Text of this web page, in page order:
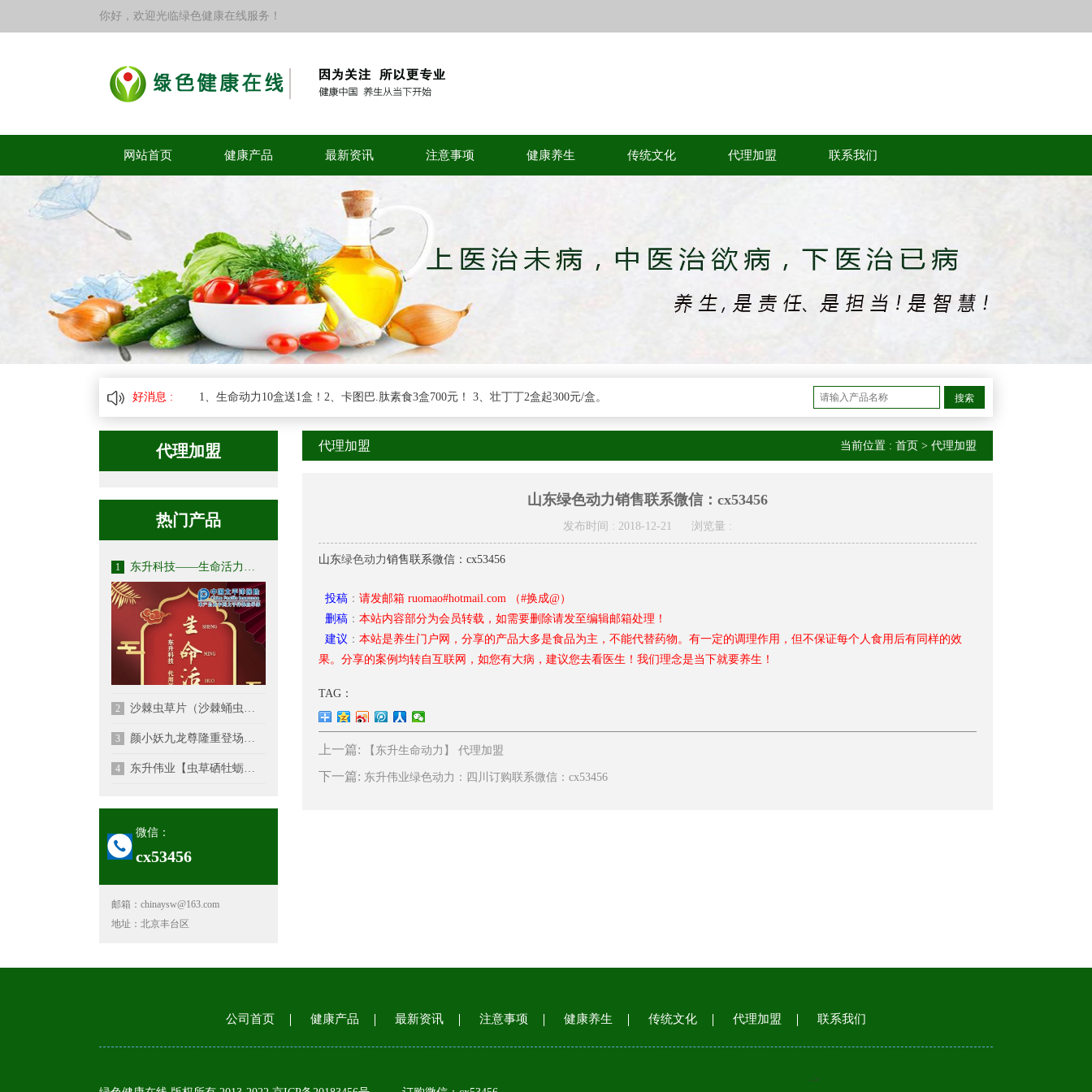
你好，欢迎光临绿色健康在线服务！
网站首页 健康产品 最新资讯 注意事项 健康养生 传统文化 代理加盟 联系我们
好消息 : 1、生命动力10盒送1盒！2、卡图巴.肽素食3盒700元！ 3、壮丁丁2盒起300元/盒。 搜索
代理加盟
热门产品
1 东升科技——生命活力代用
2 沙棘虫草片（沙棘蛹虫草片
3 颜小妖九龙尊隆重登场（修
4 东升伟业【虫草硒牡蛎钙】
微信：
cx53456
邮箱：chinaysw@163.com
地址：北京丰台区
代理加盟 当前位置 : 首页 > 代理加盟
山东绿色动力销售联系微信：cx53456
发布时间 : 2018-12-21 浏览量 :
山东绿色动力销售联系微信：cx53456
投稿 ： 请发邮箱 ruomao#hotmail.com （#换成@）
删稿 ： 本站内容部分为会员转载，如需要删除请发至编辑邮箱处理！
建议 ： 本站是养生门户网，分享的产品大多是食品为主，不能代替药物。有一定的调理作用，但不保证每个人食用后有同样的效
果。分享的案例均转自互联网，如您有大病，建议您去看医生！我们理念是当下就要养生！
TAG：
上一篇: 【东升生命动力】 代理加盟
下一篇: 东升伟业绿色动力：四川订购联系微信：cx53456
公司首页 健康产品 最新资讯 注意事项 健康养生 传统文化 代理加盟 联系我们
->